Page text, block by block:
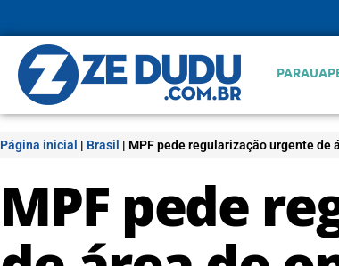
Página inicial | Brasil | MPF pede regularização urgente
MPF pede